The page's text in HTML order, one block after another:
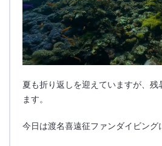
夏も折り返しを迎えていますが、残
ます。
今日は渡名喜遠征ファンダイビング